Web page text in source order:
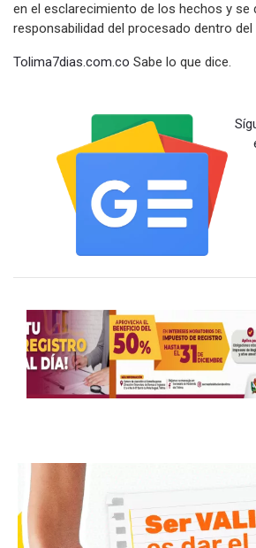
en el esclarecimiento de los hechos y se
responsabilidad del procesado dentro del
Tolima7dias.com.co Sabe lo que dice.